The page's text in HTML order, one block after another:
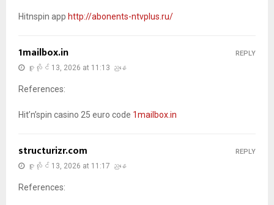
Hitnspin app http://abonents-ntvplus.ru/
1mailbox.in
ဇူလိုင် 13, 2026 at 11:13 ညနေ
References:
Hit’n’spin casino 25 euro code 1mailbox.in
REPLY
structurizr.com
ဇူလိုင် 13, 2026 at 11:17 ညနေ
References:
REPLY